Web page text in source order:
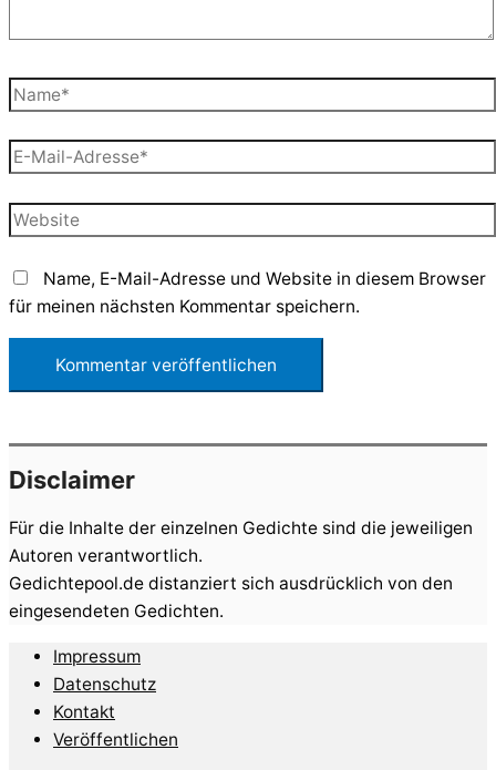
Name*
E-
Mail-
Adresse*
Website
Name, E-Mail-Adresse und Website in diesem Browser
für meinen nächsten Kommentar speichern.
Disclaimer
Für die Inhalte der einzelnen Gedichte sind die jeweiligen
Autoren verantwortlich.
Gedichtepool.de distanziert sich ausdrücklich von den
eingesendeten Gedichten.
Impressum
Datenschutz
Kontakt
Veröffentlichen